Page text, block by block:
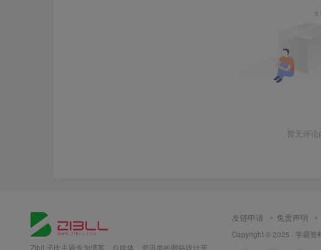
暂无评论
Zibll 子比主题专为博客、自媒体、资讯类的网站设计开
友链申请 免责声明
Copyright © 2025 · 学霸资